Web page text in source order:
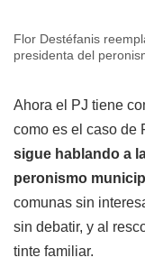
Flor Destéfanis
presidenta del
Ahora el PJ tiene
como es el caso de
sigue hablando a
peronismo
comunas sin
sin debatir, y al
tinte familiar.